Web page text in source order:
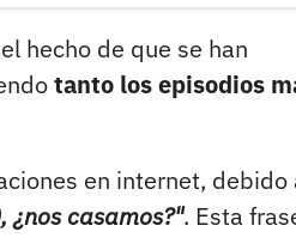
hecho de que se han
tanto los episodios
en internet, debido
¿nos casamos?". Esta